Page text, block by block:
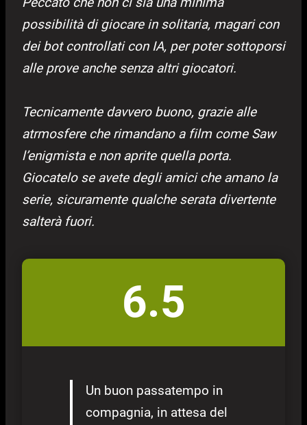
possibilità di giocare in solitaria, magari con
dei bot controllati con IA, per poter sottoporsi
alle prove anche senza altri giocatori.
Tecnicamente davvero buono, grazie alle
atrmosfere che rimandano a film come Saw
l’enigmista e non aprite quella porta.
Giocatelo se avete degli amici che amano la
serie, sicuramente qualche serata divertente
salterà fuori.
6.5
Un buon passatempo in
compagnia, in attesa del